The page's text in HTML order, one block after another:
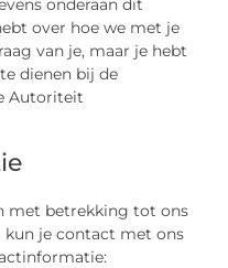
onderaan dit
over hoe we met je
van je, maar je hebt
dienen bij de
Autoriteit
met betrekking tot ons
kun je contact met ons